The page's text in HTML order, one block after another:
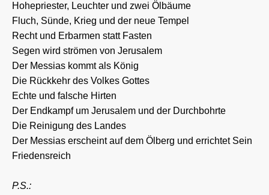
Hohepriester, Leuchter und zwei Ölbäume
Fluch, Sünde, Krieg und der neue Tempel
Recht und Erbarmen statt Fasten
Segen wird strömen von Jerusalem
Der Messias kommt als König
Die Rückkehr des Volkes Gottes
Echte und falsche Hirten
Der Endkampf um Jerusalem und der Durchbohrte
Die Reinigung des Landes
Der Messias erscheint auf dem Ölberg und errichtet Sein
Friedensreich
P.S.: